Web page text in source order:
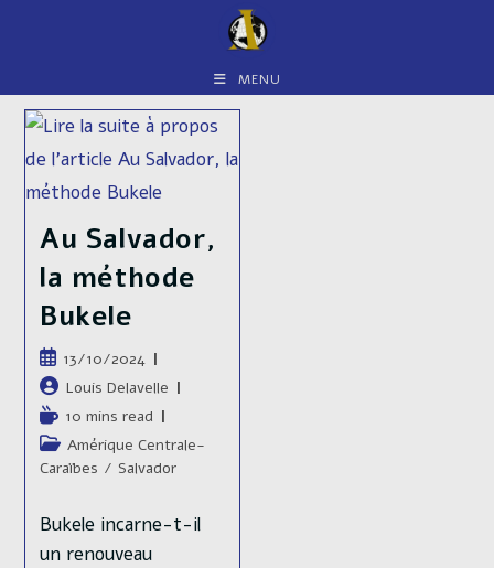
MENU
Au Salvador,
la méthode
Bukele
Publication
publiée :
13/10/2024
Auteur/autrice
de
la
publication :
Louis Delavelle
Temps
de
lecture :
10 mins read
Post
category:
Amérique Centrale-
Caraïbes / Salvador
Bukele incarne-t-il
un renouveau